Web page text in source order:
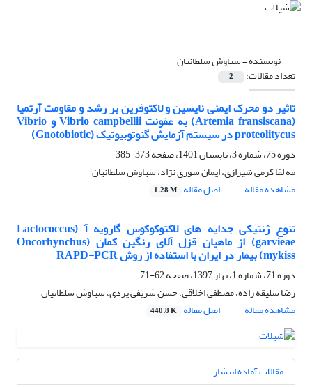
نویسنده =سیاوش سلطانیان
تعداد مقالات: 2
تاثیر دو محرک‌ ایمنی نایسین و لاکتوفرین بر رشد و مقاومت آرتمیا
(Artemia fransiscana) به عفونت Vibrio campbellii و Vibrio
proteolitycus در سیستم آزمایش گنوتوبیوتیک (Gnotobiotic)
دوره 75، شماره 3، تابستان 1401، صفحه
373-385
مه لقا کرمی شیرازی، ایمان سوری نژاد، سیاوش سلطانیان
مشاهده مقاله
اصل مقاله 1.28 M
تنوع ژنتیکی جدایه های لاکتوکوکوس گارویه آ (Lactococcus
garvieae) از ماهیان قزل آلای رنگین کمان (Oncorhynchus
mykiss) بیمار در ایران با استفاده از روش RAPD-PCR
دوره 71، شماره 1، بهار 1397، صفحه
62-71
رضا سلیقه زاده، مصطفی اخلاقی، حسن شریفی یزدی، سیاوش سلطانیان
مشاهده مقاله
اصل مقاله 440.8 K
مقالات آماده انتشار